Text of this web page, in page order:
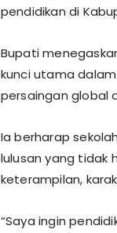
pendidikan di
Bupati
kunci utama
persaingan global
Ia berharap
lulusan yang tidak
keterampilan,
“Saya ingin